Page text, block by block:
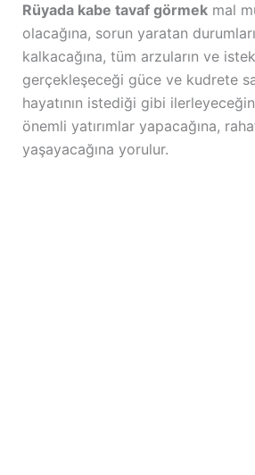
Rüyada kabe tavaf görmekmal
olacağına, sorun yaratan
kalkacağına, tüm arzuların ve
gerçekleşeceği güce ve kudrete
hayatının istediği gibi
önemli yatırımlar yapacağına,
yaşayacağına yorulur.